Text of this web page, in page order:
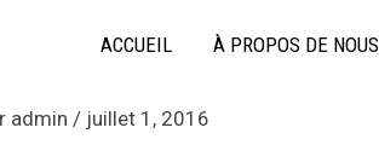
ACCUEIL À PROPOS DE NOUS
admin / juillet 1, 2016